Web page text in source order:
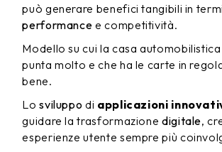
può generare benefici tangibili in
performance e competitività.
Modello su cui la casa
punta molto e che ha le carte in
bene.
Losviluppo di applicazioni
guidare la trasformazione digitale,
esperienze utente sempre più